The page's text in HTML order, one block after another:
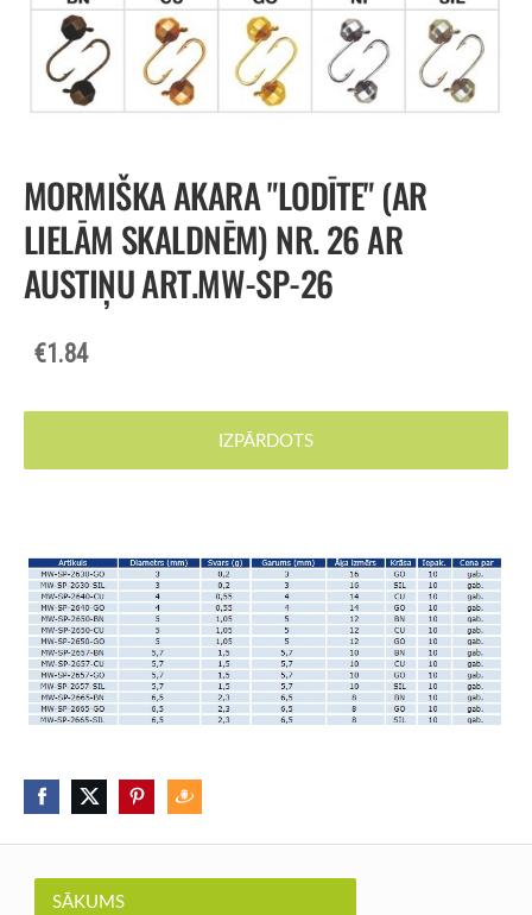
SĀKUMS
MORMIŠKA AKARA "LODĪTE" (AR
LIELĀM SKALDNĒM) NR. 26 AR
AUSTIŅU ART.MW-SP-26
€1.84
IZPĀRDOTS